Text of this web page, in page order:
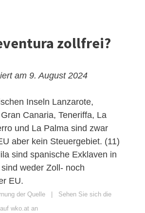
zollfrei?
am 9. August 2024
Inseln Lanzarote,
Canaria, Teneriffa, La
und La Palma sind zwar
aber kein Steuergebiet. (11)
sind spanische Exklaven in
weder Zoll- noch
EU.
der Quelle
Sehen Sie sich die
wko.at an